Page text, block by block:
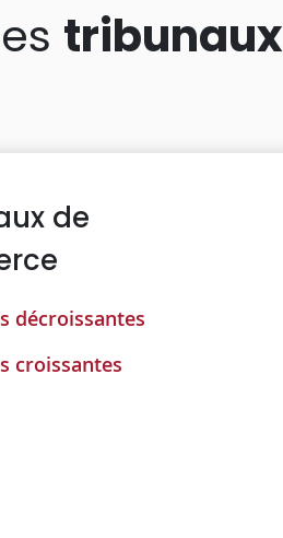
tribunaux
de
décroissantes
croissantes